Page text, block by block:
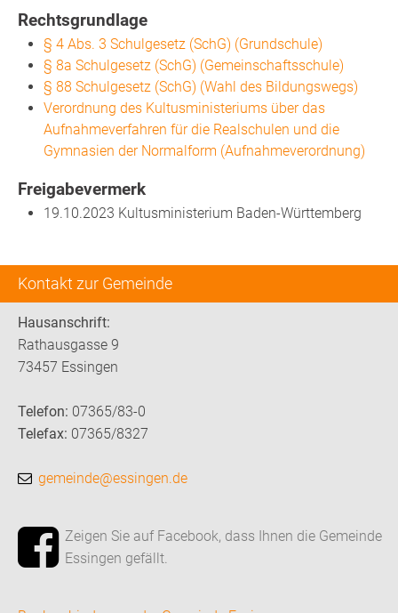
Kontakt zur Gemeinde
Hausanschrift:
Rathausgasse 9
73457 Essingen
Telefon: 07365/83-0
Telefax: 07365/8327
gemeinde@essingen.de
Zeigen Sie auf Facebook, dass Ihnen die Gemeinde
Essingen gefällt.
Rechtsgrundlage
§ 4 Abs. 3 Schulgesetz (SchG) (Grundschule)
§ 8a Schulgesetz (SchG) (Gemeinschaftsschule)
§ 88 Schulgesetz (SchG) (Wahl des Bildungswegs)
Verordnung des Kultusministeriums über das
Aufnahmeverfahren für die Realschulen und die
Gymnasien der Normalform (Aufnahmeverordnung)
Freigabevermerk
19.10.2023 Kultusministerium Baden-Württemberg